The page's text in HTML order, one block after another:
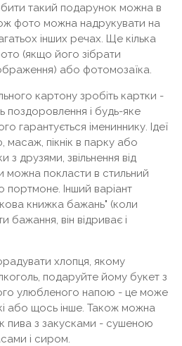
такий подарунок можна в
фото можна надрукувати на
інших речах. Ще кілька
(якщо його зібрати
або фотомозаїка.
картону зробіть картки -
поздоровлення і будь-яке
гарантується імениннику. Ідеї
пікнік в парку або
з друзями, звільнення від
можна покласти в стильний
портмоне. Інший варіант
книжка бажань" (коли
бажання, він відриває і
хлопця, якому
подаруйте йому букет з
улюбленого напою - це може
або щось інше. Також можна
пива з закусками - сушеною
і сиром.